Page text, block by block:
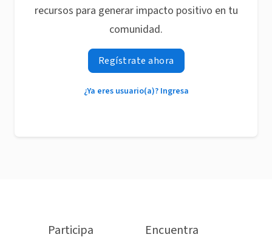
recursos para generar impacto positivo en tu
comunidad.
Regístrate ahora
¿Ya eres usuario(a)? Ingresa
Participa
Encuentra